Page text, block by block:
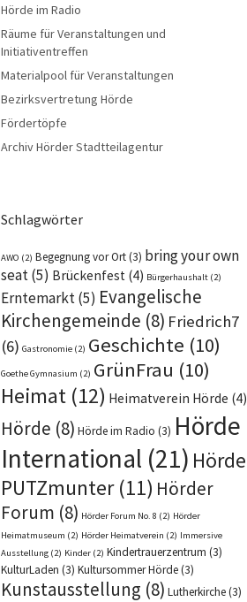
Hörde im Radio
Räume für Veranstaltungen und
Initiativentreffen
Materialpool für Veranstaltungen
Bezirksvertretung Hörde
Fördertöpfe
Archiv Hörder Stadtteilagentur
Schlagwörter
AWO (2) Begegnung vor Ort(3) bring your own
seat(5) Brückenfest (4) Bürgerhaushalt (2)
Erntemarkt(5) Evangelische
Kirchengemeinde (8) Friedrich7
(6) Gastronomie (2) Geschichte (10)
Goethe Gymnasium (2) GrünFrau (10)
Heimat (12) Heimatverein Hörde (4)
Hörde (8) Hörde im Radio (3) Hörde
International (21) Hörde
PUTZmunter(11) Hörder
Forum (8) Hörder Forum No. 8 (2) Hörder
Heimatmuseum (2) Hörder Heimatverein (2) Immersive
Ausstellung (2) Kinder (2) Kindertrauerzentrum (3)
KulturLaden (3) Kultursommer Hörde(3)
Kunstausstellung (8) Lutherkirche(3)